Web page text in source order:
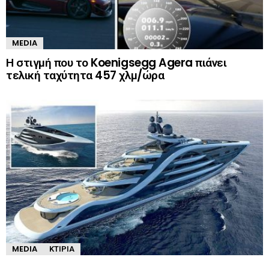
MEDIA
Η στιγμή που το Koenigsegg Agera πιάνει
τελική ταχύτητα 457 χλμ/ώρα
MEDIA ΚΤΊΡΙΑ